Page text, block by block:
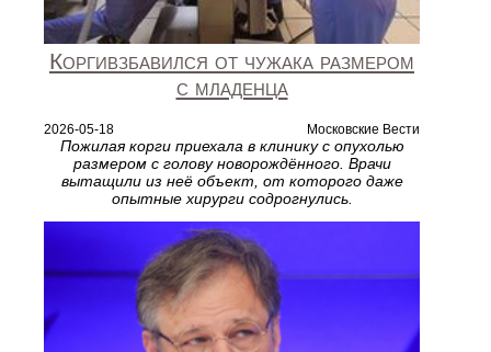
Коргивзбавился от чужака размером
с младенца
2026-05-18 Московские Вести
Пожилая корги приехала в клинику с опухолью
размером с голову новорождённого. Врачи
вытащили из неё объект, от которого даже
опытные хирурги содрогнулись.